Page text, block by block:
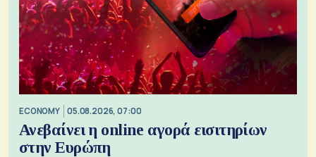
ECONOMY 05.08.2026, 07:00
Ανεβαίνει η online αγορά εισιτηρίων
στην Ευρώπη